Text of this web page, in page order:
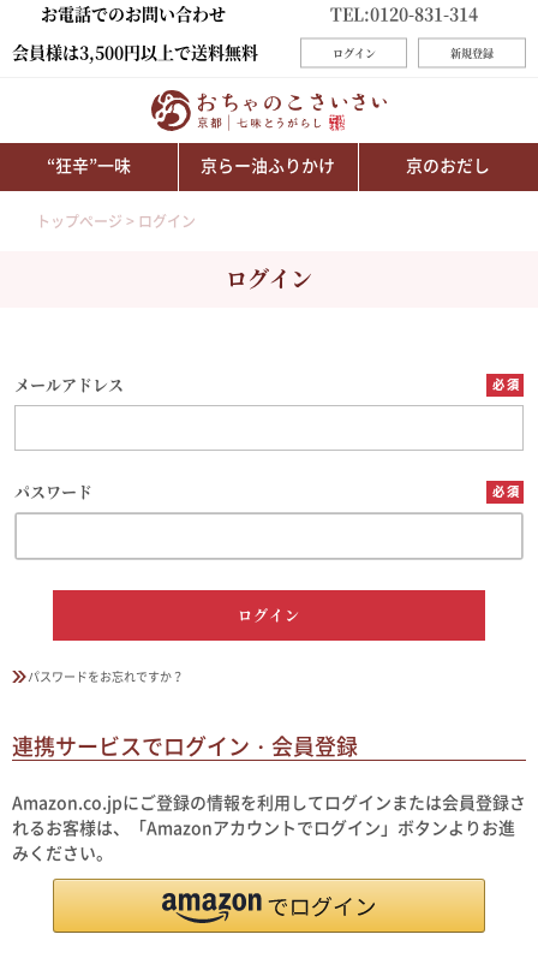
お電話でのお問い合わせ
TEL:0120-831-314
会員様は3,500円以上で送料無料
ログイン 新規登録
“狂辛”一味 京らー油ふりかけ 京のおだし
トップページ ログイン
ログイン
メールアドレス
パスワード
ログイン
パスワードをお忘れですか？
連携サービスでログイン・会員登録
Amazon.co.jpにご登録の情報を利用してログインまたは会員登録さ
れるお客様は、「Amazonアカウントでログイン」ボタンよりお進
みください。